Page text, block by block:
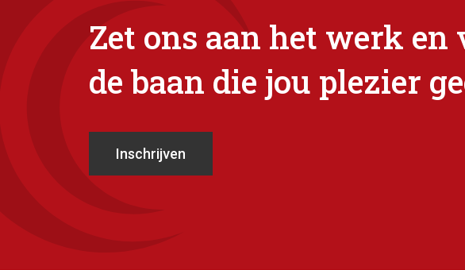
Zet ons aan het werk en
de baan die jou plezier
Inschrijven